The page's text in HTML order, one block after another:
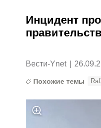
Инцидент
Вести-Ynet
Похожие темы